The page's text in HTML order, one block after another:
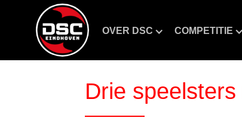
OVER DSC COMPETITIE
Drie